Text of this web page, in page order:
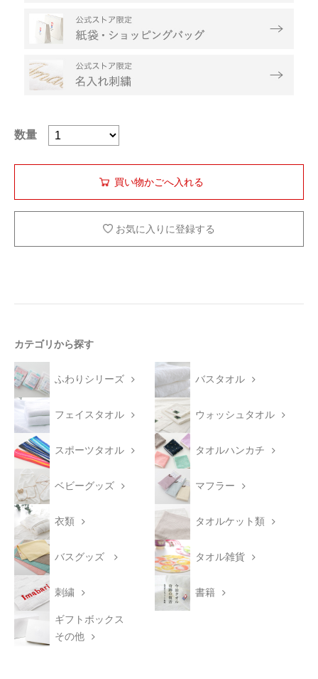
数量
お気に入りに登録する
カテゴリから探す
ふわりシリーズ バスタオル
フェイスタオル ウォッシュタオル
スポーツタオル タオルハンカチ
ベビーグッズ マフラー
衣類 タオルケット類
バスグッズ タオル雑貨
刺繍 書籍
ギフトボックス
その他